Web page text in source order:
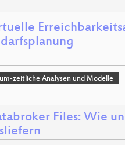
zeitliche Analysen und Modelle
Files: Wie